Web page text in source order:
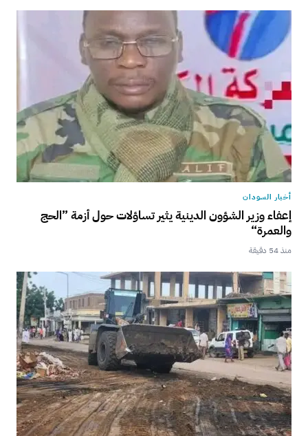
أخبار السودان
إعفاء وزير الشؤون الدينية يثير تساؤلات حول أزمة ”الحج
والعمرة“
منذ 54 دقيقة